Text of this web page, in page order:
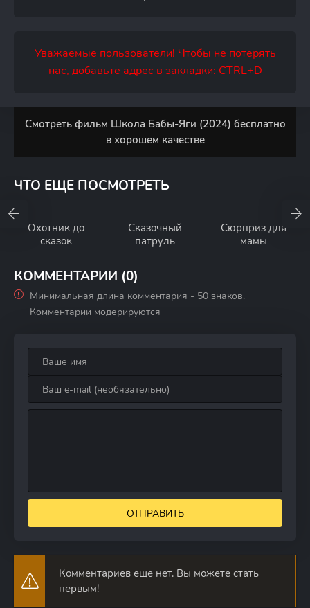
Уважаемые пользователи! Чтобы не потерять
нас, добавьте адрес в закладки: CTRL+D
Смотреть фильм Школа Бабы-Яги (2024) бесплатно
в хорошем качестве
ЧТО ЕЩЕ ПОСМОТРЕТЬ
Охотник до
сказок
Сказочный
патруль
Сюрприз для
мамы
КОММЕНТАРИИ (0)
Минимальная длина комментария - 50 знаков.
Комментарии модерируются
ОТПРАВИТЬ
Комментариев еще нет. Вы можете стать
первым!